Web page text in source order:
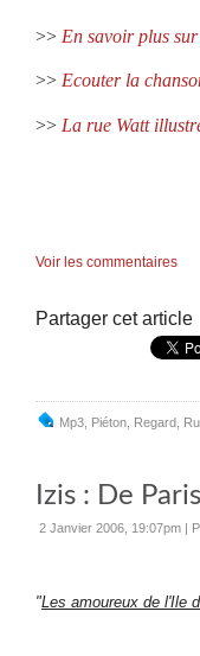
>> En savoir plus
>> Ecouter la
>> La rue Watt
Voir les commentaires
Partager cet article
Mp3 Piéton Regard
Izis : De
2 Janvier 2006, 19:07pm |
"Les amoureux de l'Ile